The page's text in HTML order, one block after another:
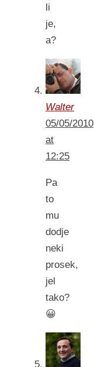
li
je,
a?
Walter
05/05/2010
at
12:25
Pa
to
mu
dodje
neki
prosek,
jel
tako?
😀